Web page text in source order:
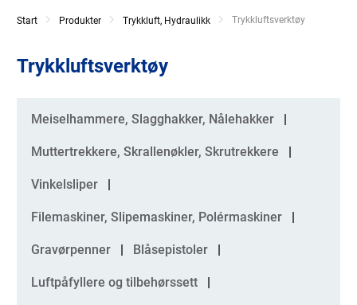
Start Produkter Trykkluft, Hydraulikk Current:
Trykkluftsverktøy
Trykkluftsverktøy
Kategorier
Meiselhammere, Slagghakker, Nålehakker
Muttertrekkere, Skrallenøkler, Skrutrekkere
Vinkelsliper
Filemaskiner, Slipemaskiner, Polérmaskiner
Gravørpenner Blåsepistoler
Luftpåfyllere og tilbehørssett